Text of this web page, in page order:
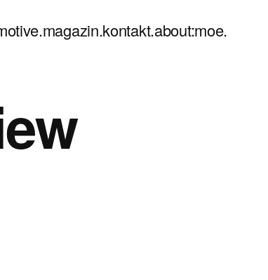
magazin.kontakt.about:moe.